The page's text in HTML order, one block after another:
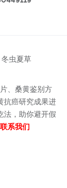
冬虫夏草
、桑黄鉴别方
抗癌研究成果进
法，助你避开假
联系我们